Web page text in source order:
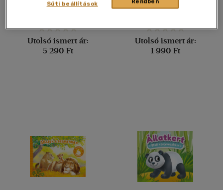
Utolsó ismert ár:
5 290 Ft
Utolsó ismert ár:
1 990 Ft
Süti beállítások